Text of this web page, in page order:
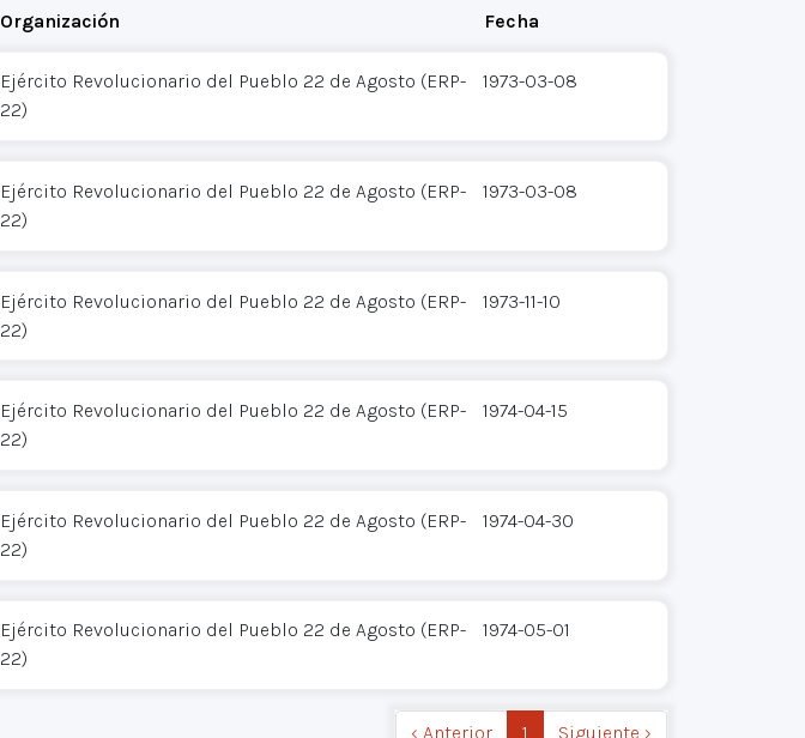
Organización Fecha
Ejército Revolucionario del Pueblo 22 de Agosto (ERP-
22)
1973-03-08
Ejército Revolucionario del Pueblo 22 de Agosto (ERP-
22)
1973-03-08
Ejército Revolucionario del Pueblo 22 de Agosto (ERP-
22)
1973-11-10
Ejército Revolucionario del Pueblo 22 de Agosto (ERP-
22)
1974-04-15
Ejército Revolucionario del Pueblo 22 de Agosto (ERP-
22)
1974-04-30
Ejército Revolucionario del Pueblo 22 de Agosto (ERP-
22)
1974-05-01
‹ Anterior 1 Siguiente ›